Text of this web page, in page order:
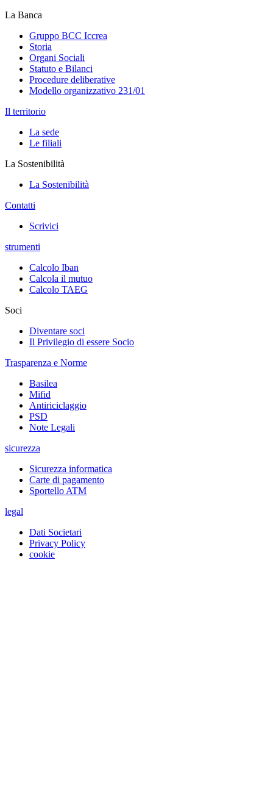
La Banca
Gruppo BCC Iccrea
Storia
Organi Sociali
Statuto e Bilanci
Procedure deliberative
Modello organizzativo 231/01
Il territorio
La sede
Le filiali
La Sostenibilità
La Sostenibilità
Contatti
Scrivici
strumenti
Calcolo Iban
Calcola il mutuo
Calcolo TAEG
Soci
Diventare soci
Il Privilegio di essere Socio
Trasparenza e Norme
Basilea
Mifid
Antiriciclaggio
PSD
Note Legali
sicurezza
Sicurezza informatica
Carte di pagamento
Sportello ATM
legal
Dati Societari
Privacy Policy
cookie